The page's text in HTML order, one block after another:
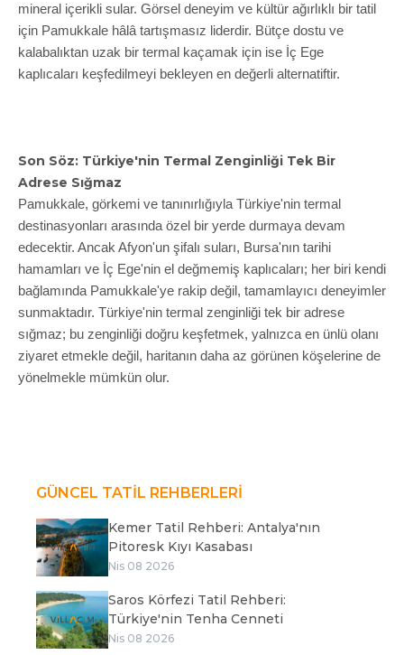
mineral içerikli sular. Görsel deneyim ve kültür ağırlıklı bir tatil
için Pamukkale hâlâ tartışmasız liderdir. Bütçe dostu ve
kalabalıktan uzak bir termal kaçamak için ise İç Ege
kaplıcaları keşfedilmeyi bekleyen en değerli alternatiftir.
Son Söz: Türkiye'nin Termal Zenginliği Tek Bir
Adrese Sığmaz
Pamukkale, görkemi ve tanınırlığıyla Türkiye'nin termal
destinasyonları arasında özel bir yerde durmaya devam
edecektir. Ancak Afyon'un şifalı suları, Bursa'nın tarihi
hamamları ve İç Ege'nin el değmemiş kaplıcaları; her biri kendi
bağlamında Pamukkale'ye rakip değil, tamamlayıcı deneyimler
sunmaktadır. Türkiye'nin termal zenginliği tek bir adrese
sığmaz; bu zenginliği doğru keşfetmek, yalnızca en ünlü olanı
ziyaret etmekle değil, haritanın daha az görünen köşelerine de
yönelmekle mümkün olur.
GÜNCEL TATİL REHBERLERİ
Kemer Tatil Rehberi: Antalya'nın
Pitoresk Kıyı Kasabası
Nis 08 2026
Saros Körfezi Tatil Rehberi:
Türkiye'nin Tenha Cenneti
Nis 08 2026